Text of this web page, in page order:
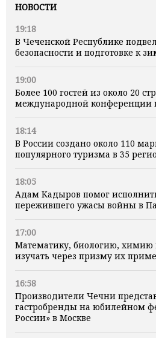
НОВОСТИ
19:18
В Чеченской Республике
безопасности и подготовке к
19:00
Более 100 гостей из около 20
международной конференции
18:14
В России создано около 110
популярного туризма в 35
18:05
Адам Кадыров помог
пережившего ужасы войны в
17:00
Математику, биологию, химию
изучать через призму их
16:58
Производители Чечни
гастробренды на юбилейном
России» в Москве